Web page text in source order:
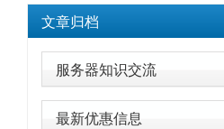
文章归档
服务器知识交流
最新优惠信息